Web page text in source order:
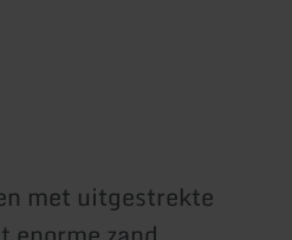
met uitgestrekte